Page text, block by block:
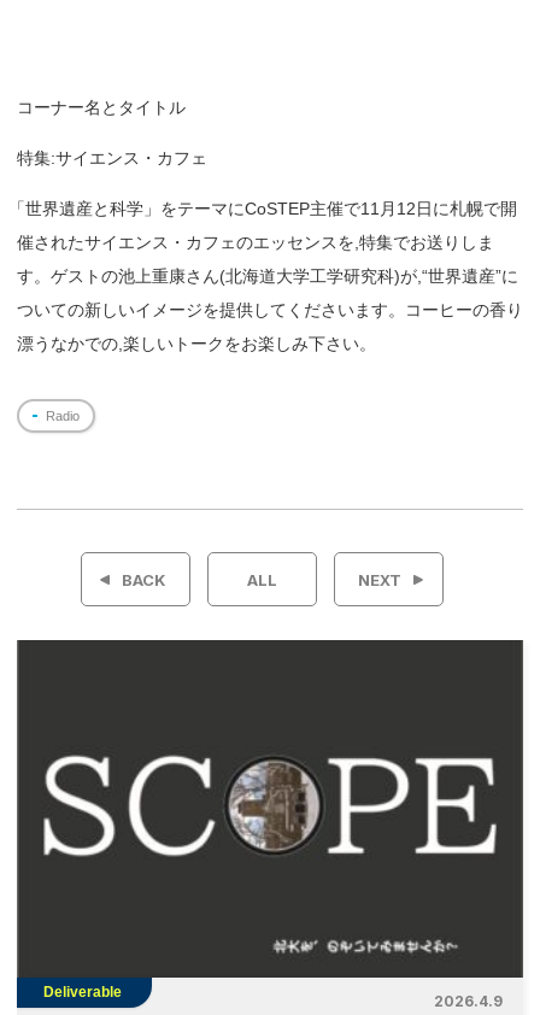
コーナー名とタイトル
特集:サイエンス・カフェ
「世界遺産と科学」をテーマにCoSTEP主催で11月12日に札幌で開
催されたサイエンス・カフェのエッセンスを,特集でお送りしま
す。ゲストの池上重康さん(北海道大学工学研究科)が,“世界遺産”に
ついての新しいイメージを提供してくださいます。コーヒーの香り
漂うなかでの,楽しいトークをお楽しみ下さい。
Radio
投
ー
シ
ョ
BACK ALL NEXT
Deliverable
2026.4.9